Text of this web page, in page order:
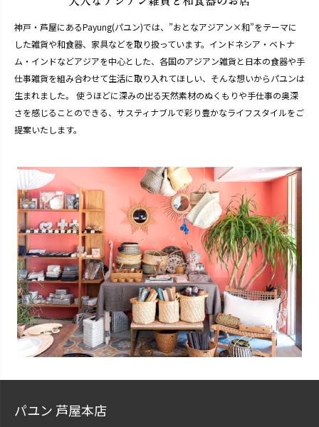
神戸・芦屋にあるPayung(パユン)では、”おとなアジアン×和”をテーマに
した雑貨や和食器、家具などを取り扱っています。インドネシア・ベトナ
ム・インドなどアジアを中心とした、各国のアジアン雑貨と日本の食器や手
仕事雑貨を組み合わせて生活に取り入れてほしい、そんな想いからパユンは
生まれました。 使うほどに深みの出る天然素材のぬくもりや手仕事の奥深
さを感じることのできる、サスティナブルで彩り豊かなライフスタイルをご
提案いたします。
パユン 芦屋本店